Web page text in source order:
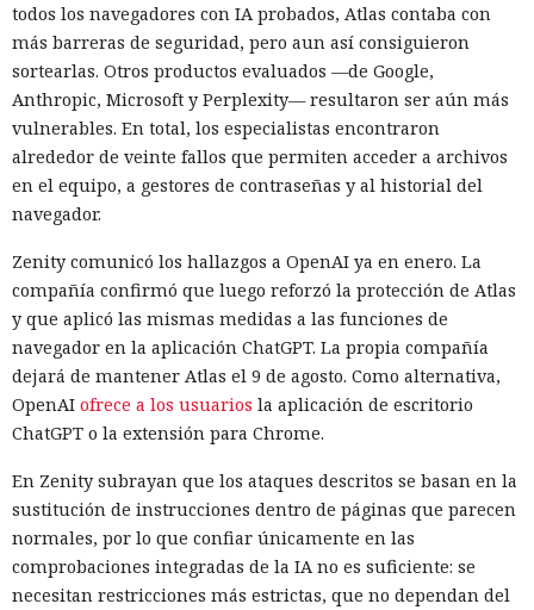
todos los navegadores con IA probados, Atlas contaba con
más barreras de seguridad, pero aun así consiguieron
sortearlas. Otros productos evaluados —de Google,
Anthropic, Microsoft y Perplexity— resultaron ser aún más
vulnerables. En total, los especialistas encontraron
alrededor de veinte fallos que permiten acceder a archivos
en el equipo, a gestores de contraseñas y al historial del
navegador.
Zenity comunicó los hallazgos a OpenAI ya en enero. La
compañía confirmó que luego reforzó la protección de Atlas
y que aplicó las mismas medidas a las funciones de
navegador en la aplicación ChatGPT. La propia compañía
dejará de mantener Atlas el 9 de agosto. Como alternativa,
OpenAI ofrece a los usuarios la aplicación de escritorio
ChatGPT o la extensión para Chrome.
En Zenity subrayan que los ataques descritos se basan en la
sustitución de instrucciones dentro de páginas que parecen
normales, por lo que confiar únicamente en las
comprobaciones integradas de la IA no es suficiente: se
necesitan restricciones más estrictas, que no dependan del